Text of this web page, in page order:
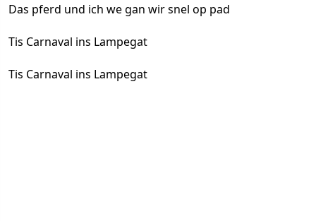
Das pferd und ich we gan wir snel op pad
Tis Carnaval ins Lampegat
Tis Carnaval ins Lampegat